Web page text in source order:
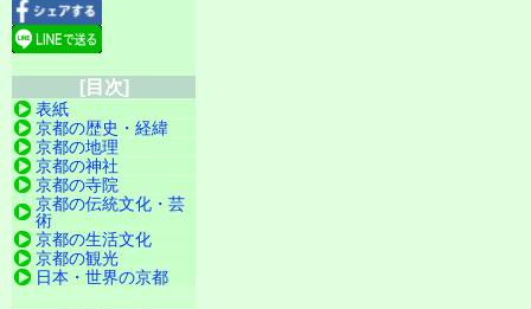
[目次]
表紙
京都の歴史・経緯
京都の地理
京都の神社
京都の寺院
京都の伝統文化・芸
術
京都の生活文化
京都の観光
日本・世界の京都